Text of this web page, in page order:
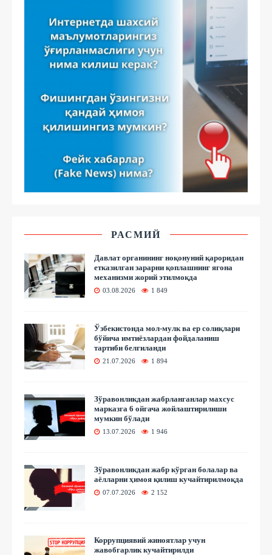
РАСМИЙ
Давлат органининг ноқонуний қароридан
етказилган зарарни қоплашнинг ягона
механизми жорий этилмоқда
03.08.2026 1 849
Ўзбекистонда мол-мулк ва ер солиқлари
бўйича имтиёзлардан фойдаланиш
тартиби белгиланди
21.07.2026 1 894
Зўравонликдан жабрланганлар махсус
марказга 6 ойгача жойлаштирилиши
мумкин бўлади
13.07.2026 1 946
Зўравонликдан жабр кўрган болалар ва
аёлларни ҳимоя қилиш кучайтирилмоқда
07.07.2026 2 152
Коррупциявий жиноятлар учун
жавобгарлик кучайтирилди